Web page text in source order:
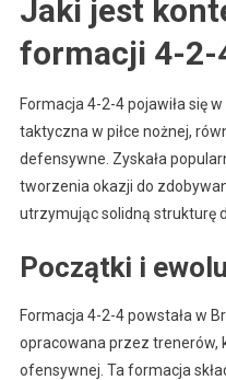
Jaki jest
formacji 4-2-
Formacja 4-2-4 pojawiła się
taktyczna w piłce nożnej,
defensywne. Zyskała
tworzenia okazji do
utrzymując solidną strukturę
Początki i
Formacja 4-2-4 powstała w
opracowana przez trenerów,
ofensywnej. Ta formacja